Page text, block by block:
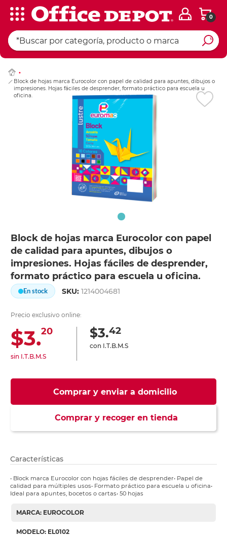
0
Block de hojas marca Eurocolor con papel de calidad para apuntes, dibujos o
impresiones. Hojas fáciles de desprender, formato práctico para escuela u
oficina.
Block de hojas marca Eurocolor con papel
de calidad para apuntes, dibujos o
impresiones. Hojas fáciles de desprender,
formato práctico para escuela u oficina.
En stock SKU:1214004681
Precio exclusivo online:
$3.20
sin I.T.B.M.S
$3.42
con I.T.B.M.S
Comprar y enviar a domicilio
Comprar y recoger en tienda
Ingresar Codigo
Características
• Block marca Eurocolor con hojas fáciles de desprender• Papel de
calidad para múltiples usos• Formato práctico para escuela u oficina•
Ideal para apuntes, bocetos o cartas• 50 hojas
MARCA: EUROCOLOR
MODELO: EL0102